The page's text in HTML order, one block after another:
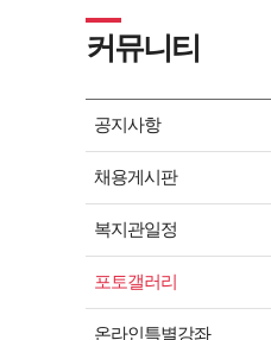
커뮤니티
공지사항
채용게시판
복지관일정
포토갤러리
온라인특별강좌